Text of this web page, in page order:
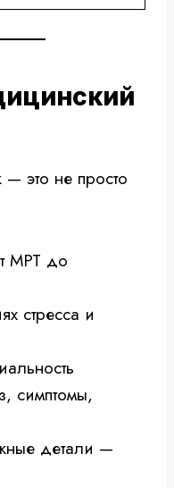
это не просто
МРТ до
стресса и
симптомы,
детали —